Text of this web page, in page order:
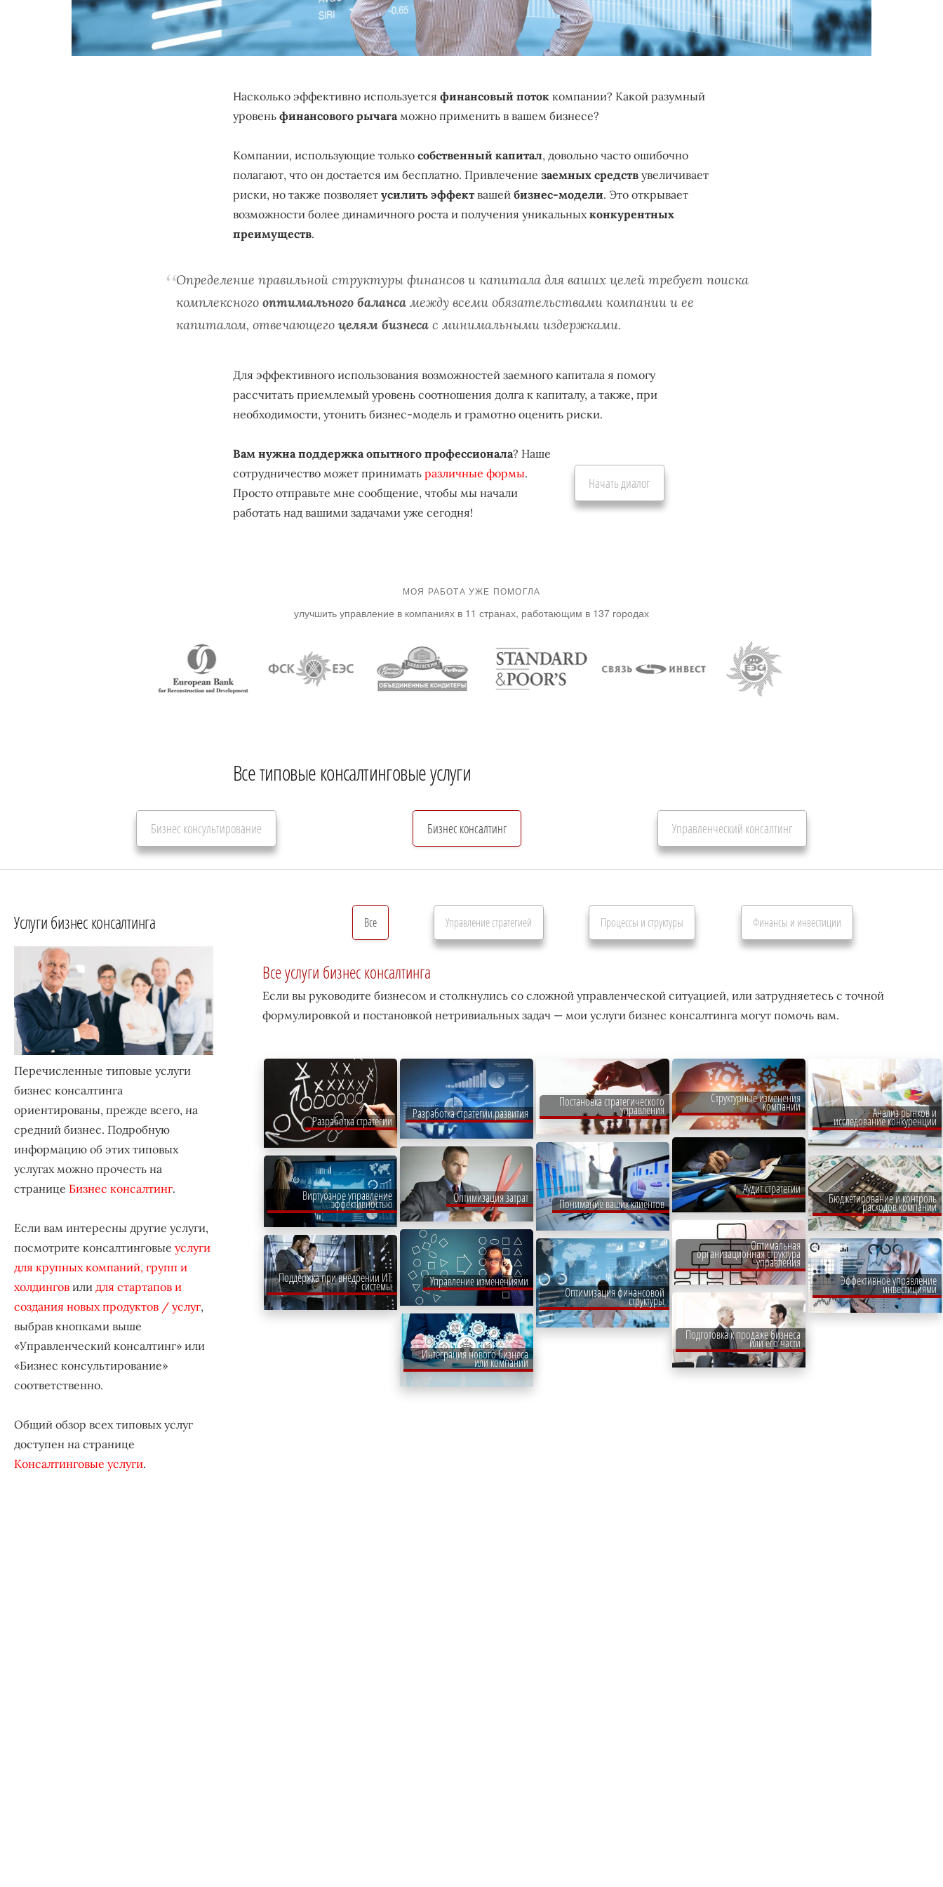
Насколько эффективно используется финансовый поток компании? Какой разумный
уровень финансового рычагаможно применить в вашем бизнесе?
Компании, использующие только собственный капитал, довольно часто ошибочно
полагают, что он достается им бесплатно. Привлечение заемных средств увеличивает
риски, но также позволяет усилить эффект вашей бизнес-модели. Это открывает
возможности более динамичного роста и получения уникальныхконкурентных
преимуществ.
Определение правильной структуры финансов и капитала для ваших целей требует поиска
комплексного оптимального баланса между всеми обязательствами компании и ее
капиталом, отвечающего целям бизнеса с минимальными издержками.
Для эффективного использования возможностей заемного капитала я помогу
рассчитать приемлемый уровень соотношения долга к капиталу, а также, при
необходимости, утонить бизнес-модель и грамотно оценить риски.
Вам нужна поддержка опытного профессионала? Наше
сотрудничество может принимать различные формы.
Просто отправьте мне сообщение, чтобы мы начали
работать над вашими задачами уже сегодня!
Начать диалог
МОЯ РАБОТА УЖЕ ПОМОГЛА
улучшить управление в компаниях в 11 странах, работающим в 137 городах
Все типовые консалтинговые услуги
Бизнес консультирование Бизнес консалтинг Управленческий консалтинг
Услуги бизнес консалтинга
Перечисленные типовые услуги
бизнес консалтинга
ориентированы, прежде всего, на
средний бизнес. Подробную
информацию об этих типовых
услугах можно прочесть на
странице Бизнес консалтинг.
Если вам интересны другие услуги,
посмотрите консалтинговые услуги
для крупных компаний, групп и
холдингов или для стартапов и
создания новых продуктов / услуг,
выбрав кнопками выше
«Управленческий консалтинг» или
«Бизнес консультирование»
соответственно.
Общий обзор всех типовых услуг
доступен на странице
Консалтинговые услуги.
Все Управление стратегией Процессы и структуры Финансы и инвестиции
Все услуги бизнес консалтинга
Если вы руководите бизнесом и столкнулись со сложной управленческой ситуацией, или затрудняетесь с точной
формулировкой и постановкой нетривиальных задач — мои услуги бизнес консалтинга могут помочь вам.
Разработка стратегии Разработка стратегии развития
Постановка стратегического
управления
Структурные изменения
компании Анализ рынков и
исследование конкуренции
Аудит стратегии
Понимание ваших клиентов
Оптимизация затрат
Виртуозное управление
эффективностью Бюджетирование и контроль
расходов компании
Оптимальная
организационная структура
управления
Управление изменениями
Поддержка при внедрении ИТ
системы Оптимизация финансовой
структуры
Эффективное управление
инвестициями
Подготовка к продаже бизнеса
или его части
Интеграция нового бизнеса
или компании